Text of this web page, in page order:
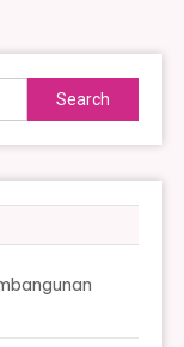
Search
for: